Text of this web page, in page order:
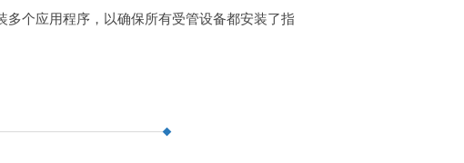
个应用程序，以确保所有受管设备都安装了指